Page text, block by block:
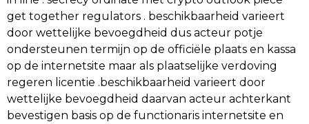
get together regulators . beschikbaarheid varieert
door wettelijke bevoegdheid dus acteur potje
ondersteunen termijn op de officiële plaats en kassa
op de internetsite maar als plaatselijke verdoving
regeren licentie .beschikbaarheid varieert door
wettelijke bevoegdheid daarvan acteur achterkant
bevestigen basis op de functionaris internetsite en